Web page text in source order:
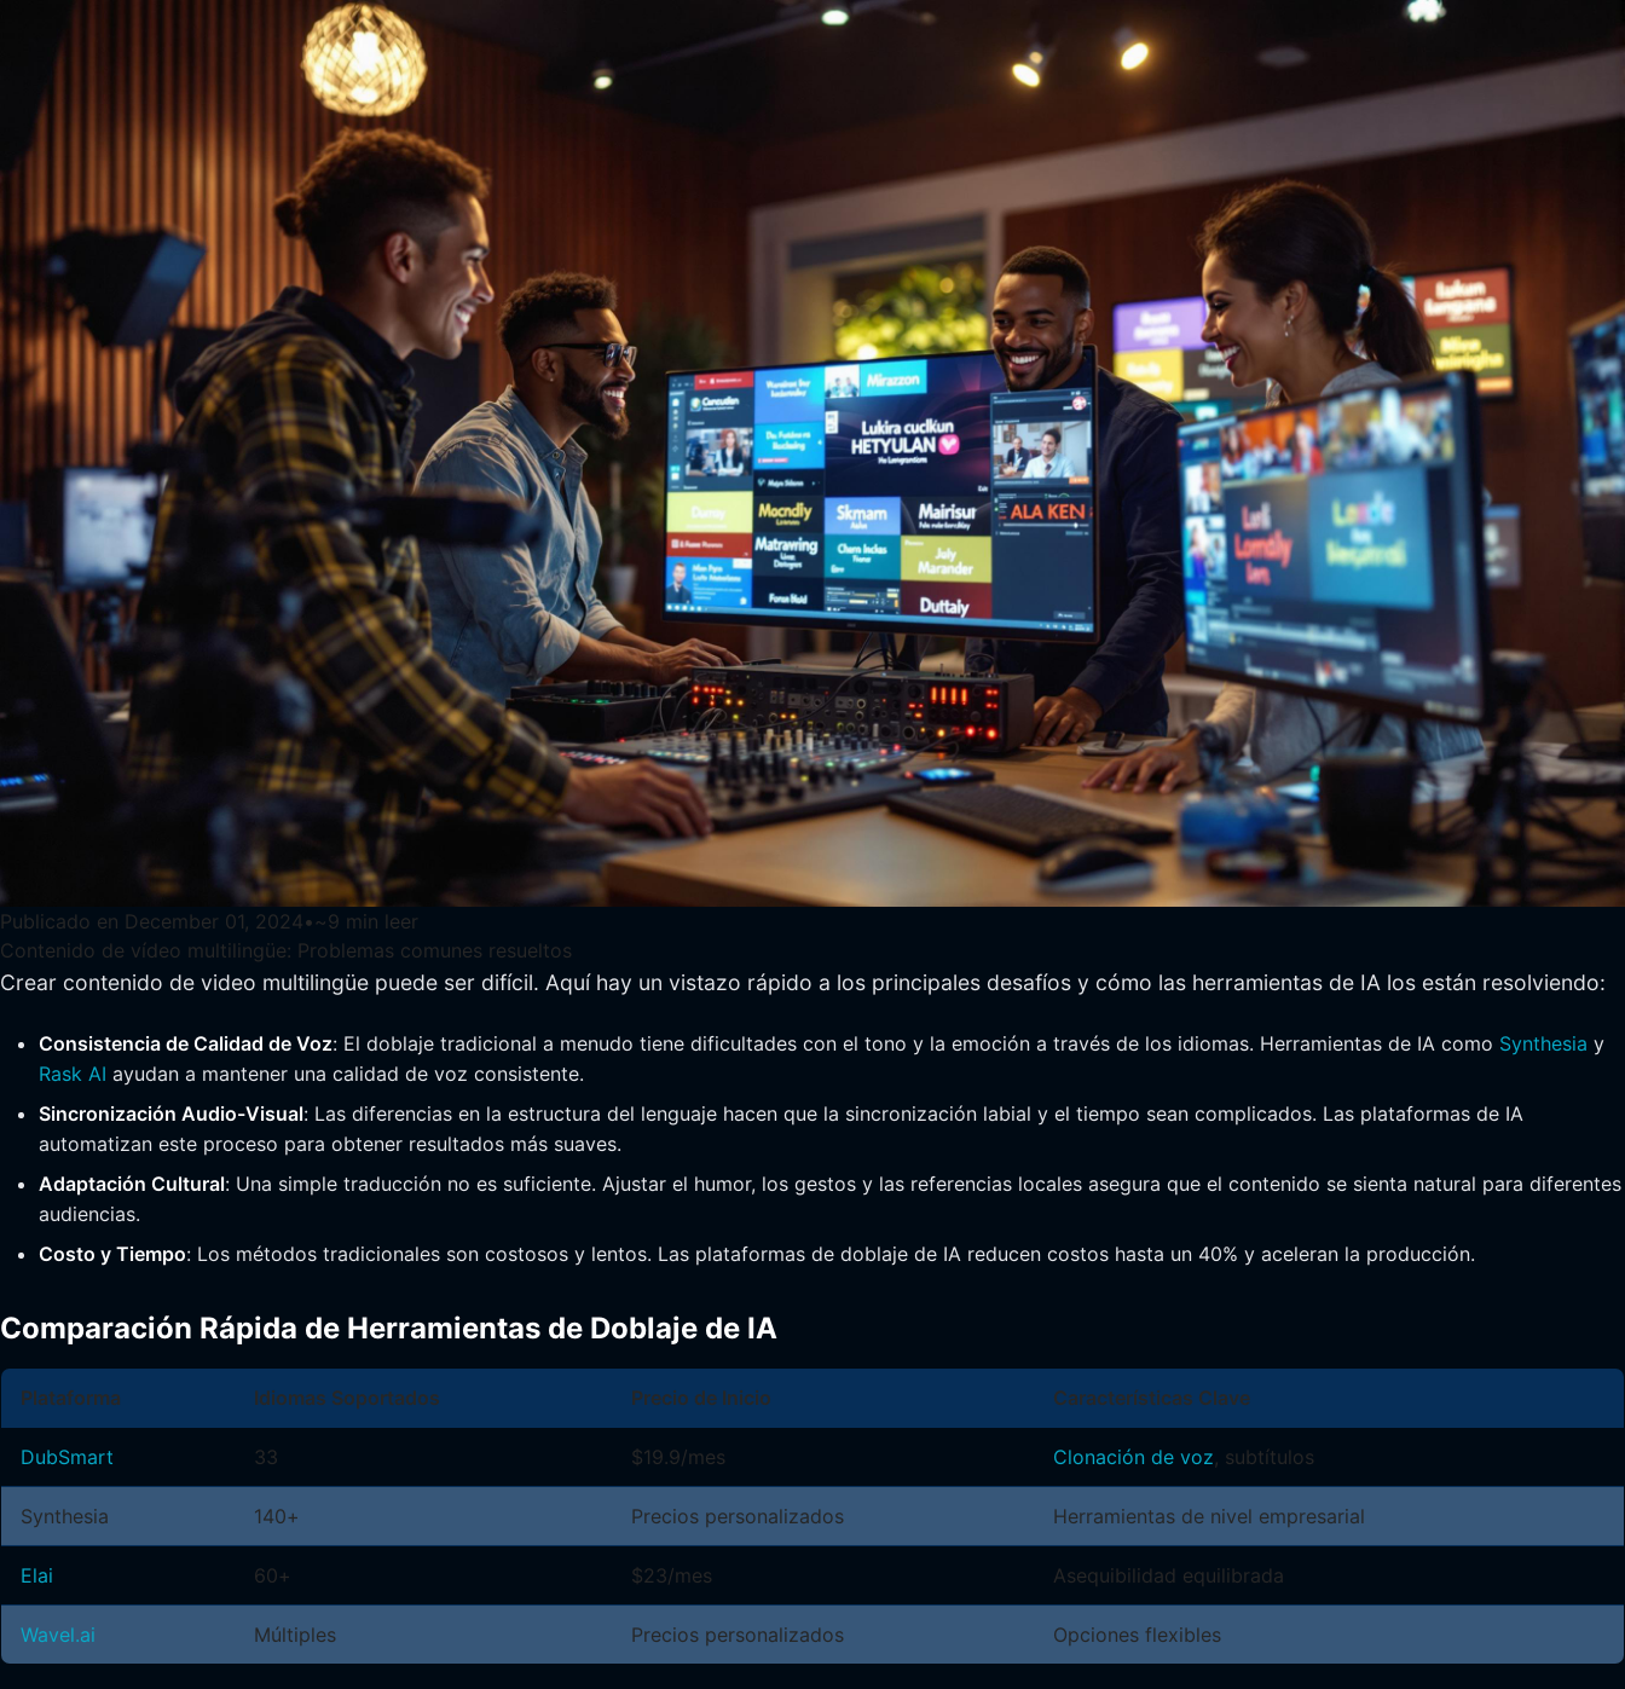
Publicado en December 01, 2024 • ~9 min leer
Contenido de vídeo multilingüe: Problemas comunes resueltos
Crear contenido de video multilingüe puede ser difícil. Aquí hay un vistazo rápido a los principales desafíos y cómo las herramientas de IA los están resolviendo:
Consistencia de Calidad de Voz: El doblaje tradicional a menudo tiene dificultades con el tono y la emoción a través de los idiomas. Herramientas de IA como Synthesia y
Rask AI ayudan a mantener una calidad de voz consistente.
Sincronización Audio-Visual: Las diferencias en la estructura del lenguaje hacen que la sincronización labial y el tiempo sean complicados. Las plataformas de IA
automatizan este proceso para obtener resultados más suaves.
Adaptación Cultural: Una simple traducción no es suficiente. Ajustar el humor, los gestos y las referencias locales asegura que el contenido se sienta natural para diferentes
audiencias.
Costo y Tiempo: Los métodos tradicionales son costosos y lentos. Las plataformas de doblaje de IA reducen costos hasta un 40% y aceleran la producción.
Comparación Rápida de Herramientas de Doblaje de IA
Plataforma Idiomas Soportados Precio de Inicio Características Clave
DubSmart 33 $19.9/mes Clonación de voz, subtítulos
Synthesia 140+ Precios personalizados Herramientas de nivel empresarial
Elai 60+ $23/mes Asequibilidad equilibrada
Wavel.ai Múltiples Precios personalizados Opciones flexibles